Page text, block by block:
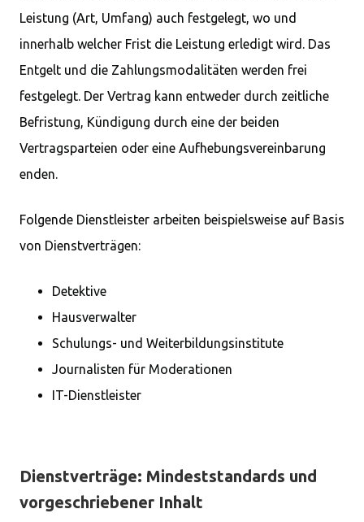
Leistung (Art, Umfang) auch festgelegt, wo und
innerhalb welcher Frist die Leistung erledigt wird. Das
Entgelt und die Zahlungsmodalitäten werden frei
festgelegt. Der Vertrag kann entweder durch zeitliche
Befristung, Kündigung durch eine der beiden
Vertragsparteien oder eine Aufhebungsvereinbarung
enden.
Folgende Dienstleister arbeiten beispielsweise auf Basis
von Dienstverträgen:
Detektive
Hausverwalter
Schulungs- und Weiterbildungsinstitute
Journalisten für Moderationen
IT-Dienstleister
Dienstverträge: Mindeststandards und
vorgeschriebener Inhalt